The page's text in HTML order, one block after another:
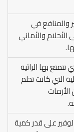
والمنافع في
الأحلام والأماني
تتمتع بها الرائية
التي كانت تحلم
على قدر كمية